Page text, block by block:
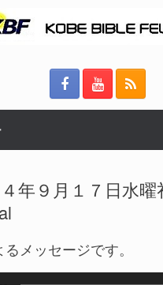
年９月１７日水
メッセージです。